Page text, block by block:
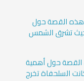
هذه القصة حول
حيث تشرق الشمس
القصة حول أهمية
السلحفاة تخرج